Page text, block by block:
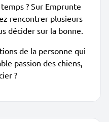
? Sur Emprunte
rencontrer plusieurs
décider sur la bonne.
de la personne qui
passion des chiens,
?